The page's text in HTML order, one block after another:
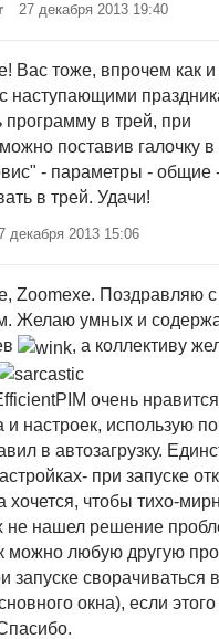
27 декабря 2013 19:40
Вас тоже, впрочем как и
наступающими
программу в трей, при
поставив галочку в
- параметры - общие
в трей. Удачи!
декабря 2013 15:06
Zoomexe. Поздравляю
Желаю умных и
, а коллективу
очень
настроек, использую
в автозагрузку.
при запуске
чтобы тихо-
не нашел решение
можно любую другую
запуске сворачиваться
окна), если этого